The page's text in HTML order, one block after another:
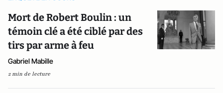
Mort de Robert Boulin : un
témoin clé a été ciblé par des
tirs par arme à feu
Gabriel Mabille
2 min de lecture